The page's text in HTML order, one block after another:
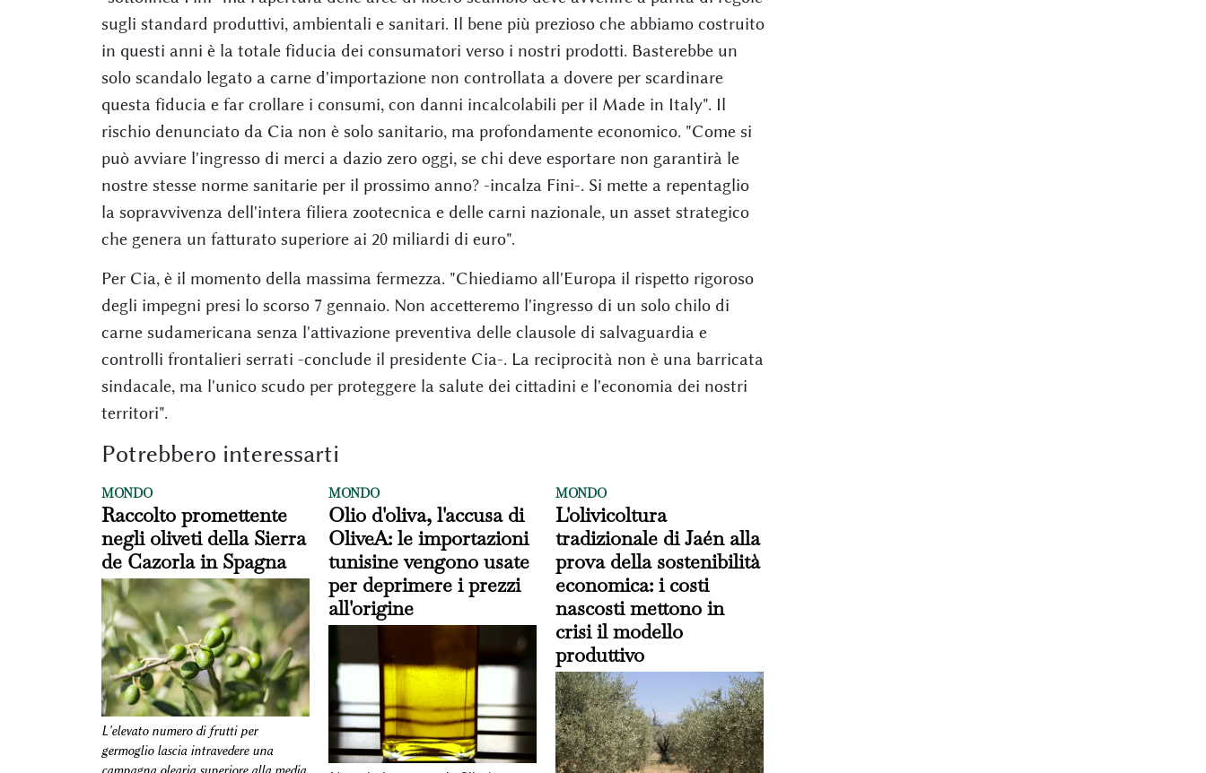
sugli standard produttivi, ambientali e sanitari. Il bene più prezioso che abbiamo costruito
in questi anni è la totale fiducia dei consumatori verso i nostri prodotti. Basterebbe un
solo scandalo legato a carne d'importazione non controllata a dovere per scardinare
questa fiducia e far crollare i consumi, con danni incalcolabili per il Made in Italy". Il
rischio denunciato da Cia non è solo sanitario, ma profondamente economico. "Come si
può avviare l'ingresso di merci a dazio zero oggi, se chi deve esportare non garantirà le
nostre stesse norme sanitarie per il prossimo anno? -incalza Fini-. Si mette a repentaglio
la sopravvivenza dell'intera filiera zootecnica e delle carni nazionale, un asset strategico
che genera un fatturato superiore ai 20 miliardi di euro".
Per Cia, è il momento della massima fermezza. "Chiediamo all'Europa il rispetto rigoroso
degli impegni presi lo scorso 7 gennaio. Non accetteremo l'ingresso di un solo chilo di
carne sudamericana senza l'attivazione preventiva delle clausole di salvaguardia e
controlli frontalieri serrati -conclude il presidente Cia-. La reciprocità non è una barricata
sindacale, ma l'unico scudo per proteggere la salute dei cittadini e l'economia dei nostri
territori".
Potrebbero interessarti
MONDO
Raccolto promettente
negli oliveti della Sierra
de Cazorla in Spagna
L'elevato numero di frutti per
germoglio lascia intravedere una
MONDO
Olio d'oliva, l'accusa di
OliveA: le importazioni
tunisine vengono usate
per deprimere i prezzi
all'origine
MONDO
L'olivicoltura
tradizionale di Jaén alla
prova della sostenibilità
economica: i costi
nascosti mettono in
crisi il modello
produttivo